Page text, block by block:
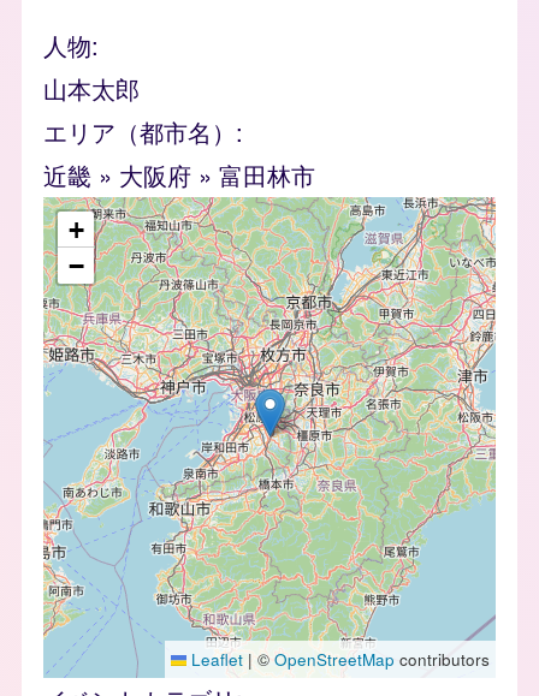
人物
山本太郎
エリア（都市名）
近畿 » 大阪府 » 富田林市
geofield
+
−
Leaflet | © OpenStreetMap contributors